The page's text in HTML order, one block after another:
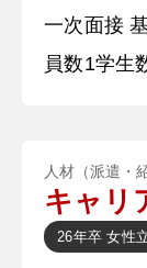
次面接と
一次面接 基本情報 場所WEB時間45分程度社
員数1学生
を答えた後
んでいる
を入れて
人材（派遣・
キャリ
26年卒 女性